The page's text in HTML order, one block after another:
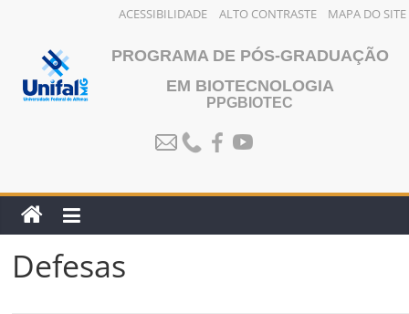
ACESSIBILIDADE ALTO CONTRASTE MAPA DO SITE
conteúdo
PROGRAMA DE PÓS-GRADUAÇÃO
EM BIOTECNOLOGIA
PPGBIOTEC
Defesas